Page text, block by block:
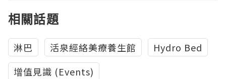
相關話題
淋巴 活泉經絡美療養生館
Hydro Bed
增值見識 (Events)